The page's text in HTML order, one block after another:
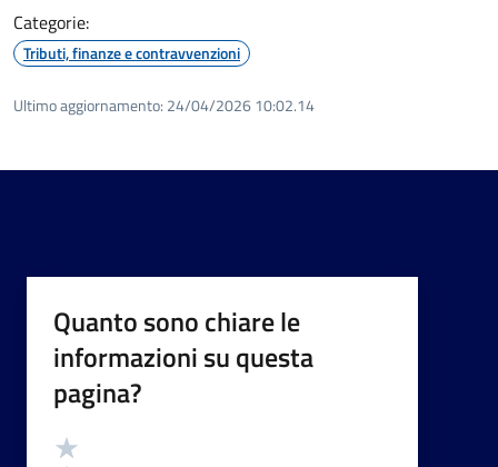
Categorie:
Tributi, finanze e contravvenzioni
Ultimo aggiornamento: 24/04/2026 10:02.14
Quanto sono chiare le
informazioni su questa
pagina?
Valutazione